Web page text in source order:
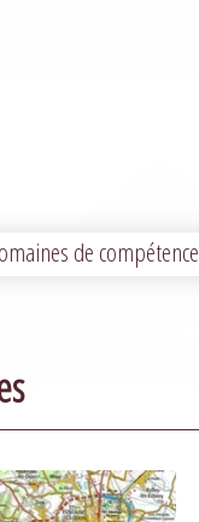
de compétence